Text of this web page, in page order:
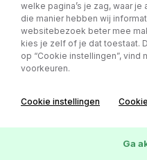
welke pagina’s je zag, waar
die manier hebben wij
websitebezoek beter mee
kies je zelf of je dat toestaat.
op “Cookie instellingen”, vind
voorkeuren.
Cookie instellingen
Ga